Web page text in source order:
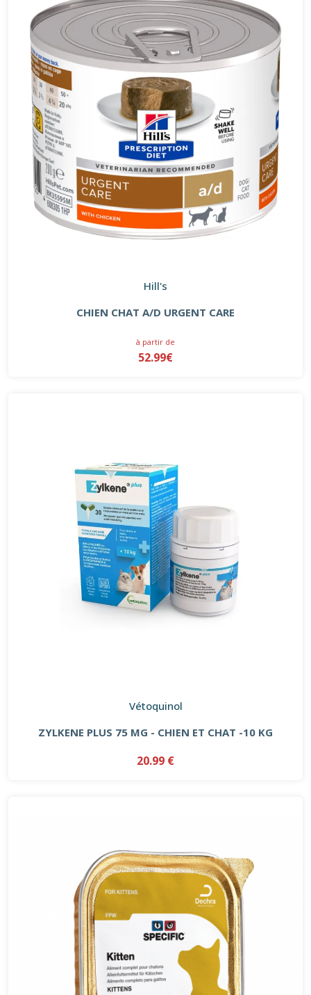
Hill's
CHIEN CHAT A/D URGENT CARE
à partir de
52.99€
Vétoquinol
ZYLKENE PLUS 75 MG - CHIEN ET CHAT -10 KG
20.99 €